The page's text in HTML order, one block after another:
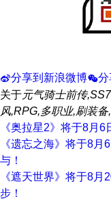
t分享到新浪微博w分
关于元气骑士前传
风,RPG,多职业,刷装
《奥拉星2》将于8月
《遗忘之海》将于8
与！
《遮天世界》将于8
步！